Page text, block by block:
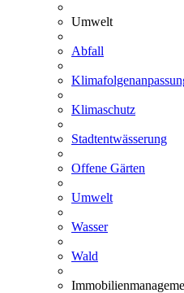
Umwelt
Abfall
Klimaschutz
Stadtentwässerung
Offene Gärten
Umwelt
Wasser
Wald